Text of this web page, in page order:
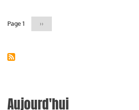
Page 1
Page
››
Aujourd'hui